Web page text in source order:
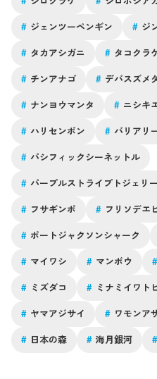
# ジェンツーペンギン # ジ
# タカアシガニ # タコクラ
# チンアナゴ # デバスズメ
# ナンヨウマンタ # ニシキ
# ハリセンボン # バリアリ
# パシフィックシーネットル
# パープルストライプトジェリー
# フサギンポ # フリソデエ
# ポートジャクソンシャーク
# マイワシ # マンボウ #
# ミズダコ # ミナミイワト
# ヤマアジサイ # ワモンア
# 日本の森 # 海月銀河 #